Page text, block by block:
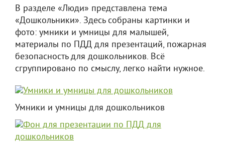
В разделе «Люди» представлена тема
«Дошкольники». Здесь собраны картинки и
фото: умники и умницы для малышей,
материалы по ПДД для презентаций, пожарная
безопасность для дошкольников. Всё
сгруппировано по смыслу, легко найти нужное.
Умники и умницы для дошкольников